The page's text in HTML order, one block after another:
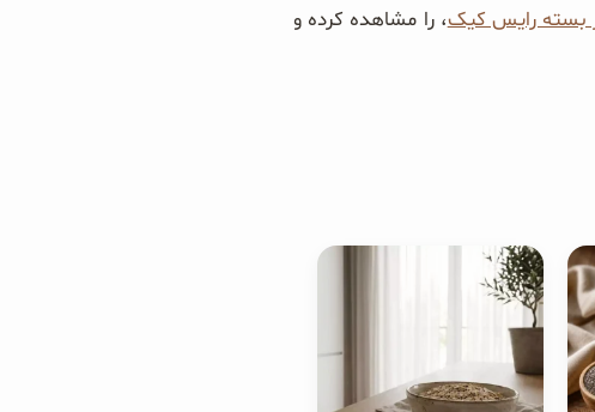
بسته رایس کیک، را مشاهده کرده و